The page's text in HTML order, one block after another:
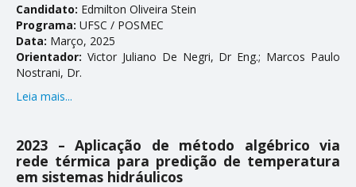
PUBLICAÇÕES
Apostilas
Livros e Patentes
Candidato: Edmilton Oliveira Stein
Programa: UFSC / POSMEC
Data: Março, 2025
Orientador: Victor Juliano De Negri, Dr Eng.; Marcos Paulo
Nostrani, Dr.
Leia mais...
2023 – Aplicação de método algébrico via
rede térmica para predição de temperatura
em sistemas hidráulicos